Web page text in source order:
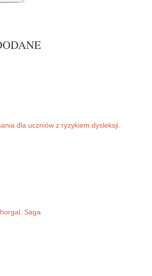
dla uczniów z ryzykiem dysleksji.
Saga